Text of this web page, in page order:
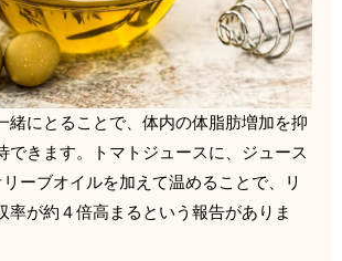
緒にとることで、体内の体脂肪増加を抑
できます。
トマトジュースに、ジュース
ーブオイルを加えて温めることで、
リ
率が約４倍高まるという報告がありま